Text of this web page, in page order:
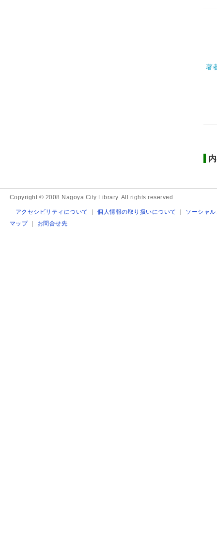
著
Copyright © 2008 Nagoya City Library. All rights reserved.
アクセシビリティについて ｜個人情報の取り扱いについて ｜ ソーシャ
マップ｜ お問合せ先